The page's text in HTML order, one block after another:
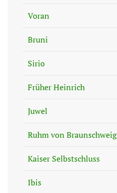
Voran
Bruni
Sirio
Früher Heinrich
Juwel
Ruhm von Braunschweig
Kaiser Selbstschluss
Ibis